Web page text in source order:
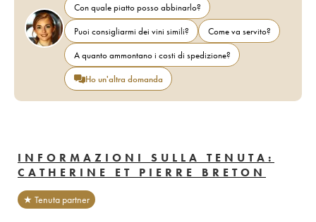
Con quale piatto posso abbinarlo?
Puoi consigliarmi dei vini simili?
Come va servito?
A quanto ammontano i costi di spedizione?
Ho un'altra domanda
INFORMAZIONI SULLA TENUTA:
CATHERINE ET PIERRE BRETON
★ Tenuta partner